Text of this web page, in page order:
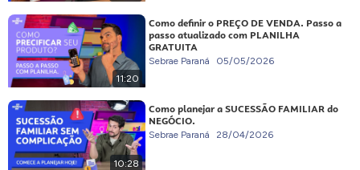
11:20
Como definir o PREÇO DE VENDA. Passo a
passo atualizado com PLANILHA
GRATUITA
Sebrae Paraná 05/05/2026
10:28
Como planejar a SUCESSÃO FAMILIAR do
NEGÓCIO.
Sebrae Paraná 28/04/2026